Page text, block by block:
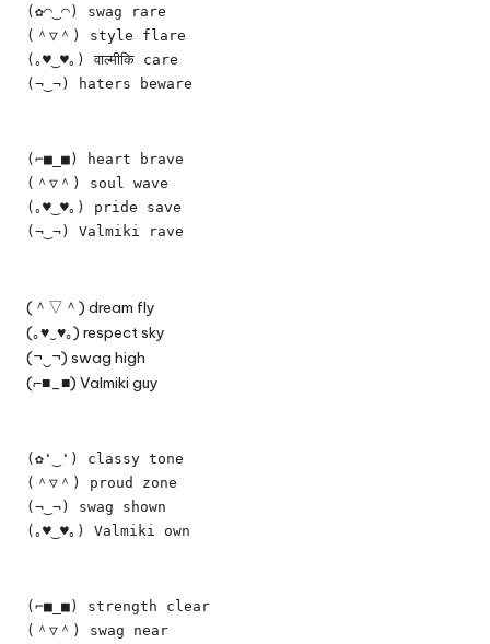
(✿◠‿◠) swag rare
(＾▽＾) style flare
(｡♥‿♥｡) वाल्मीकि care
(¬‿¬) haters beware
(⌐■_■) heart brave
(＾▽＾) soul wave
(｡♥‿♥｡) pride save
(¬‿¬) Valmiki rave
(＾▽＾) dream fly
(｡♥‿♥｡) respect sky
(¬‿¬) swag high
(⌐■_■) Valmiki guy
(✿❛‿❛) classy tone
(＾▽＾) proud zone
(¬‿¬) swag shown
(｡♥‿♥｡) Valmiki own
(⌐■_■) strength clear
(＾▽＾) swag near